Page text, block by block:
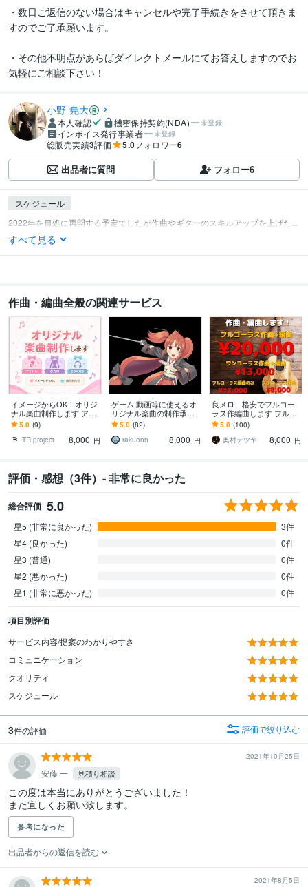
・数日ご返信のない場合はキャンセルや完了手続きをさせて頂きま
すのでご了承願います。
・その他不明点があらばダイレクトメールにてお答えしますのでお
気軽にご相談下さい！
小野 尭大
本人確認 機密保持契約(NDA) 未登録
インボイス発行事業者 未登録
総販売実績3評価 5.0フォロワー6
出品者に質問 フォロー6
スケジュール
2022年を目処に再開する予定でしたが作曲やギターのスキルアップを上げた...
すべて見る
作曲・編曲全般の関連サービス
イメージからOK！オリジ
ナル楽曲制作します アイ
ドル・シンガー・配信等
のオリジナル楽曲提供
5.0 (9)
TR project
8,000 円
ゲーム,動画等に使えるオ
リジナル楽曲の制作承り
ます ピアノ/オーケストラ
サウンドの美しい楽曲制
作、承ります！
5.0 (82)
rakuonn
8,000 円
良メロ、格安でフルコー
ラス作編曲します フルコ
ーラス作編曲20000円！サ
ンプル有！
5.0 (100)
奥村テツヤ
8,000 円
評価・感想（3件）- 非常に良かった
総合評価 5.0
星5 (非常に良かった)
3件
星4 (良かった)
0件
星3 (普通)
0件
星2 (悪かった)
0件
星1 (非常に悪かった)
0件
項目別評価
サービス内容/提案のわかりやすさ
コミュニケーション
クオリティ
スケジュール
3件の評価 評価で絞り込む
2021年10月25日
安藤 一 見積り相談
この度は本当にありがとうございました！
また宜しくお願い致します。
参考になった
出品者からの返信を読む
2021年8月5日